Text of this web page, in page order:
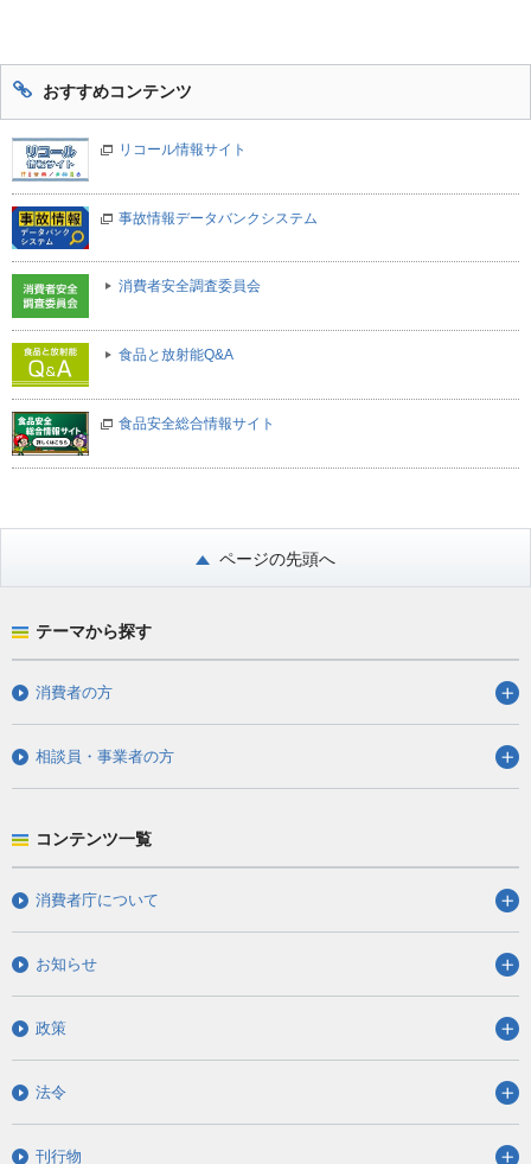
おすすめコンテンツ
リコール情報サイト
事故情報データバンクシステム
消費者安全調査委員会
食品と放射能Q&A
食品安全総合情報サイト
ページの先頭へ
テーマから探す
消費者の方
相談員・事業者の方
コンテンツ一覧
消費者庁について
お知らせ
政策
法令
刊行物